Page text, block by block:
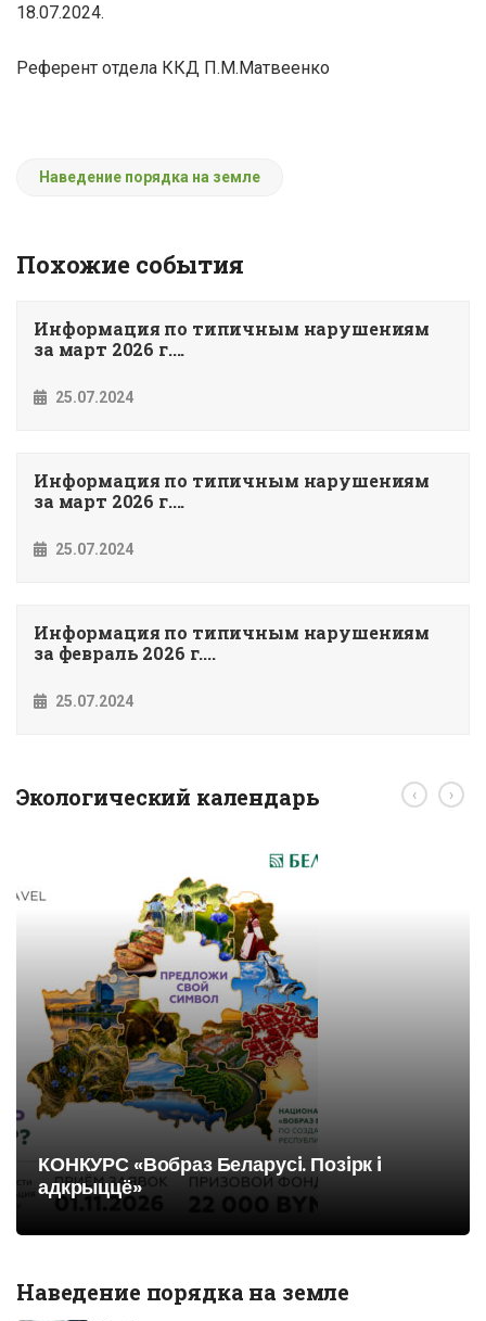
18.07.2024.
Референт отдела ККД П.М.Матвеенко
Наведение порядка на земле
Похожие события
Информация по типичным нарушениям
за март 2026 г....
25.07.2024
Информация по типичным нарушениям
за март 2026 г....
25.07.2024
Информация по типичным нарушениям
за февраль 2026 г....
25.07.2024
Экологический календарь
КОНКУРС «Вобраз Беларусi. Позiрк i
адкрыццё»
‹ ›
Наведение порядка на земле